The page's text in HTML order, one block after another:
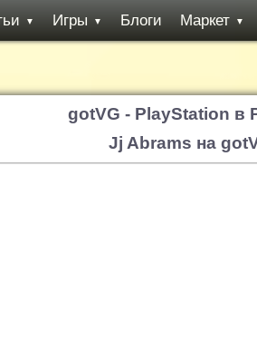
▼ Игры ▼ Блоги Маркет ▼
gotVG - PlayStation в
Jj Abrams на